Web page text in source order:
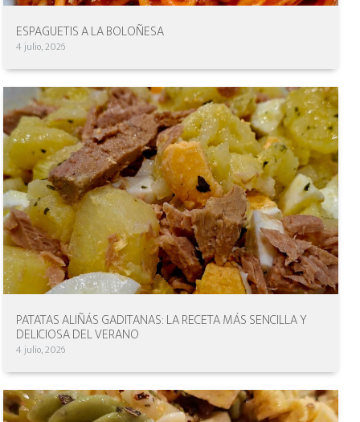
ESPAGUETIS A LA BOLOÑESA
4 julio, 2026
PATATAS ALIÑÁS GADITANAS: LA RECETA MÁS SENCILLA Y
DELICIOSA DEL VERANO
4 julio, 2026